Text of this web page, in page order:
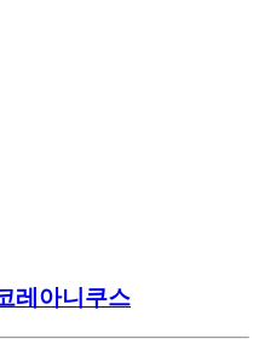
레아니쿠스